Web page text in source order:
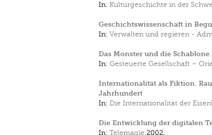
In: Kulturgeschichte in der
Geschichtswissenschaft in
In: Verwalten und regieren -
Das Monster und die
In: Gesteuerte Gesellschaft –
Internationalität als Fiktion.
Jahrhundert
In: Die Internationalität der
Die Entwicklung der digitalen
In: Telemagie 2002.